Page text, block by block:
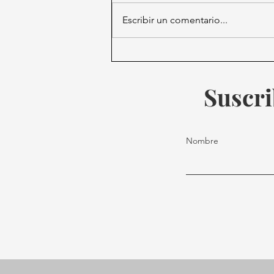
Escribir un comentario...
Nombre